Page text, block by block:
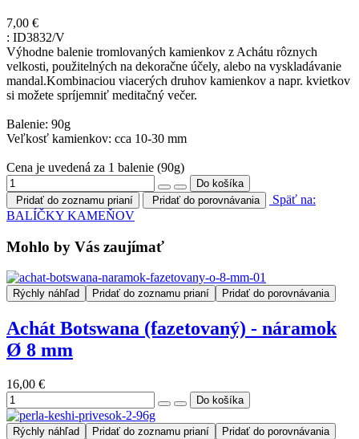
7,00 €
: ID3832/V
Výhodne balenie tromlovaných kamienkov z Achátu rôznych
velkosti, použitelných na dekoračne účely, alebo na vyskladávanie
mandal.Kombinaciou viacerých druhov kamienkov a napr. kvietkov
si možete spríjemniť meditačný večer.
Balenie: 90g
Veľkosť kamienkov: cca 10-30 mm
Cena je uvedená za 1 balenie (90g)
Pridať do zoznamu prianí Pridať do porovnávania
Späť na:
BALÍČKY KAMEŇOV
Mohlo by Vás zaujímať
Rýchly náhľad Pridať do zoznamu prianí Pridať do porovnávania
Achát Botswana (fazetovaný) - náramok
Ø 8 mm
16,00 €
Rýchly náhľad Pridať do zoznamu prianí Pridať do porovnávania